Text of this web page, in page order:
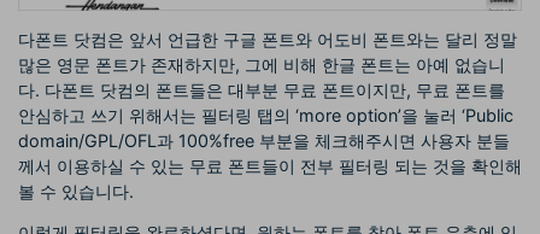
다폰트 닷컴은 앞서 언급한 구글 폰트와 어도비 폰트와는 달리 정말
많은 영문 폰트가 존재하지만, 그에 비해 한글 폰트는 아예 없습니
다. 다폰트 닷컴의 폰트들은 대부분 무료 폰트이지만, 무료 폰트를
안심하고 쓰기 위해서는 필터링 탭의 ‘more option’을 눌러 ‘Public
domain/GPL/OFL과 100%free 부분을 체크해주시면 사용자 분들
께서 이용하실 수 있는 무료 폰트들이 전부 필터링 되는 것을 확인해
볼 수 있습니다.